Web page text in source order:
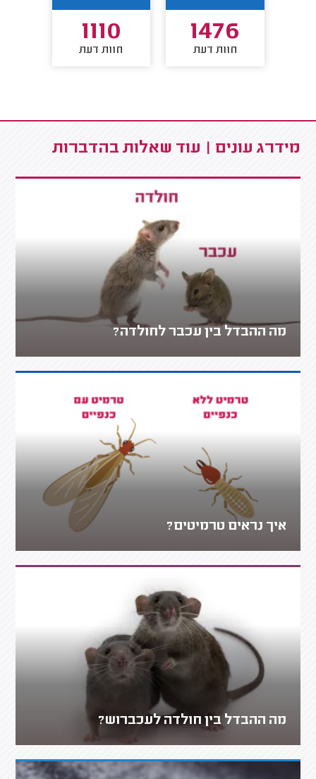
1476
חוות דעת
1110
חוות דעת
מידרג עונים | עוד שאלות בהדברות
מה ההבדל בין עכבר לחולדה?
איך נראים טרמיטים?
מה ההבדל בין חולדה לעכברוש?